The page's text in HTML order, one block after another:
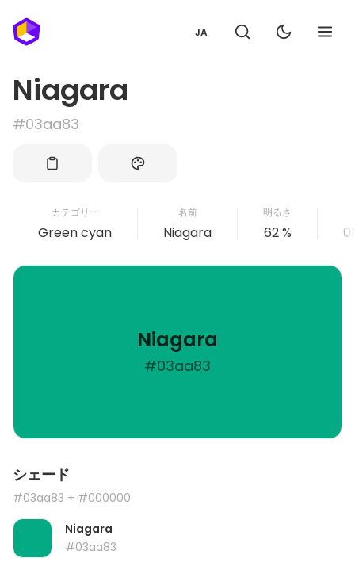
JA
Niagara
#03aa83
カテゴリー
Green cyan
名前
Niagara
明るさ
62 %
Niagara
#03aa83
シェード
#03aa83 + #000000
Niagara
#03aa83